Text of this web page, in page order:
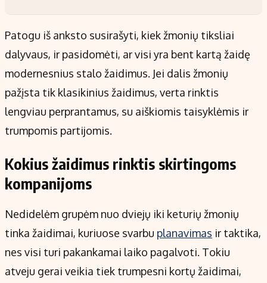
Patogu iš anksto susirašyti, kiek žmonių tiksliai
dalyvaus, ir pasidomėti, ar visi yra bent kartą žaidę
modernesnius stalo žaidimus. Jei dalis žmonių
pažįsta tik klasikinius žaidimus, verta rinktis
lengviau perprantamus, su aiškiomis taisyklėmis ir
trumpomis partijomis.
Kokius žaidimus rinktis skirtingoms
kompanijoms
Nedidelėm grupėm nuo dviejų iki keturių žmonių
tinka žaidimai, kuriuose svarbu planavimas ir taktika,
nes visi turi pakankamai laiko pagalvoti. Tokiu
atveju gerai veikia tiek trumpesni kortų žaidimai,